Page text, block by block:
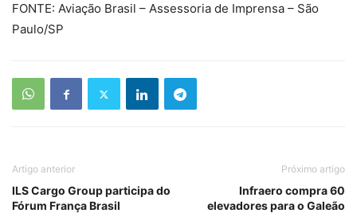
FONTE: Aviação Brasil – Assessoria de Imprensa – São
Paulo/SP
Artigo anterior
ILS Cargo Group participa do
Fórum França Brasil
Próximo artigo
Infraero compra 60
elevadores para o Galeão